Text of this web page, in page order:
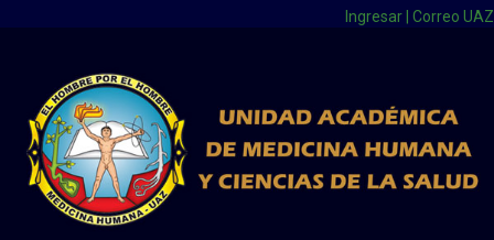
Ingresar Correo UAZ